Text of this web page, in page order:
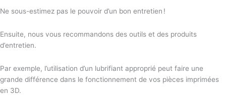
Ne sous-estimez pas le pouvoir d’un bon entretien !
Ensuite, nous vous recommandons des outils et des produits
d’entretien.
Par exemple, l’utilisation d’un lubrifiant approprié peut faire une
grande différence dans le fonctionnement de vos pièces imprimées
en 3D.